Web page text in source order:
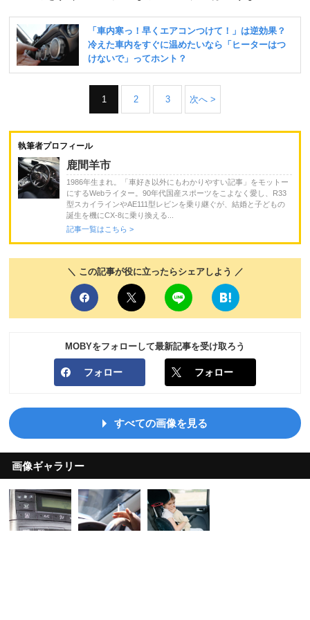
1 2 3 次へ >
執筆者プロフィール
鹿間羊市
1986年生まれ。「車好き以外にもわかりやすい記事」をモットー
にするWebライター。90年代国産スポーツをこよなく愛し、R33
型スカイラインやAE111型レビンを乗り継ぐが、結婚と子どもの
誕生を機にCX-8に乗り換える...
記事一覧はこちら >
＼ この記事が役に立ったらシェアしよう ／
MOBYをフォローして最新記事を受け取ろう
フォロー フォロー
すべての画像を見る
画像ギャラリー